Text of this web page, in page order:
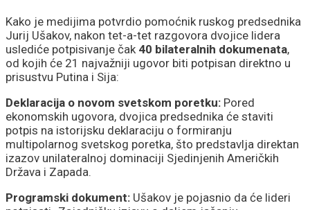
Kako je medijima potvrdio pomoćnik ruskog predsednika
Jurij Ušakov, nakon tet-a-tet razgovora dvojice lidera
uslediće potpisivanje čak 40 bilateralnih dokumenata,
od kojih će 21 najvažniji ugovor biti potpisan direktno u
prisustvu Putina i Sija:
Deklaracija o novom svetskom poretku: Pored
ekonomskih ugovora, dvojica predsednika će staviti
potpis na istorijsku deklaraciju o formiranju
multipolarnog svetskog poretka, što predstavlja direktan
izazov unilateralnoj dominaciji Sjedinjenih Američkih
Država i Zapada.
Programski dokument: Ušakov je pojasnio da će lideri